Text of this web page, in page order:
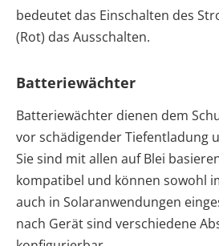
bedeutet das Einschalten des
(Rot) das Ausschalten.
Batteriewächter
Batteriewächter dienen dem
vor schädigender Tiefentladung
Sie sind mit allen auf Blei
kompatibel und können sowohl
auch in Solaranwendungen
nach Gerät sind verschiedene